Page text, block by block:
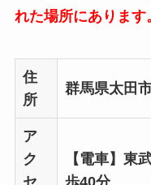
れた場所にあります
住
所
群馬県太田
ア
ク
【電車】東